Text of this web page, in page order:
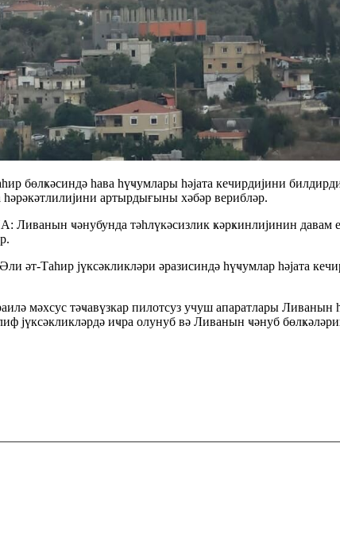
һава һүҹумлары һәјата кечирдијини
артырдығыны хәбәр верибләр.
Ливанын ҹәнубунда тәһлүкәсизлик ҝәрҝинлијинин давам
Таһир јүксәкликләри әразисиндә һүҹумлар һәјата
мәхсус тәҹавүзкар пилотсуз учуш апаратлары
јүксәкликләрдә иҹра олунуб вә Ливанын ҹәнуб